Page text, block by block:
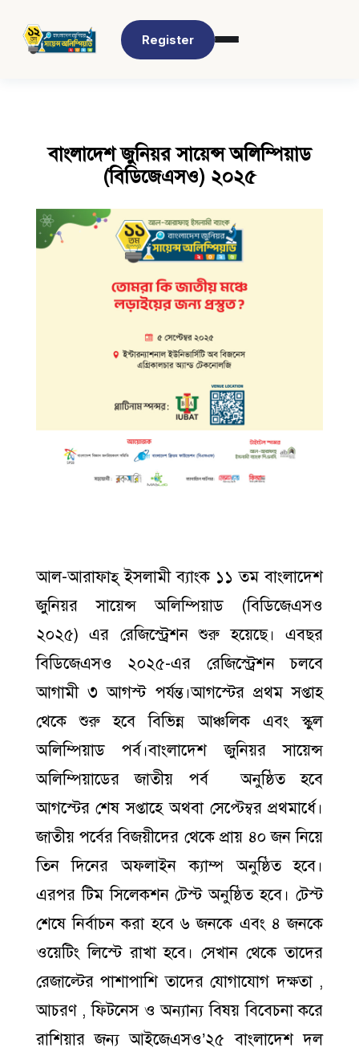
Register
বাংলাদেশ জুনিয়র সায়েন্স অলিম্পিয়াড
(বিডিজেএসও) ২০২৫
আল-আরাফাহ্‌ ইসলামী ব্যাংক ১১ তম বাংলাদেশ
জুনিয়র সায়েন্স অলিম্পিয়াড (বিডিজেএসও
২০২৫) এর রেজিস্ট্রেশন শুরু হয়েছে। এবছর
বিডিজেএসও ২০২৫-এর রেজিস্ট্রেশন চলবে
আগামী ৩ আগস্ট পর্যন্ত।আগস্টের প্রথম সপ্তাহ
থেকে শুরু হবে বিভিন্ন আঞ্চলিক এবং স্কুল
অলিম্পিয়াড পর্ব।বাংলাদেশ জুনিয়র সায়েন্স
অলিম্পিয়াডের জাতীয় পর্ব অনুষ্ঠিত হবে
আগস্টের শেষ সপ্তাহে অথবা সেপ্টেম্বর প্রথমার্ধে।
জাতীয় পর্বের বিজয়ীদের থেকে প্রায় ৪০ জন নিয়ে
তিন দিনের অফলাইন ক্যাম্প অনুষ্ঠিত হবে।
এরপর টিম সিলেকশন টেস্ট অনুষ্ঠিত হবে। টেস্ট
শেষে নির্বাচন করা হবে ৬ জনকে এবং ৪ জনকে
ওয়েটিং লিস্টে রাখা হবে। সেখান থেকে তাদের
রেজাল্টের পাশাপাশি তাদের যোগাযোগ দক্ষতা ,
আচরণ , ফিটনেস ও অন্যান্য বিষয় বিবেচনা করে
রাশিয়ার জন্য আইজেএসও’২৫ বাংলাদেশ দল